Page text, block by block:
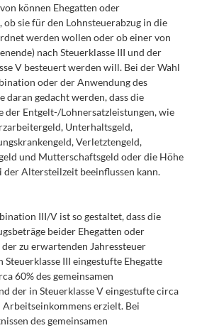
können Ehegatten oder
ob sie für den Lohnsteuerabzug in die
werden wollen oder ob einer von
nach Steuerklasse III und der
V besteuert werden will. Bei der Wahl
oder der Anwendung des
daran gedacht werden, dass die
der Entgelt-/Lohnersatzleistungen, wie
Unterhaltsgeld,
Verletztengeld,
und Mutterschaftsgeld oder die Höhe
der Altersteilzeit beeinflussen kann.
III/V ist so gestaltet, dass die
beider Ehegatten oder
zu erwartenden Jahressteuer
III eingestufte Ehegatte
60% des gemeinsamen
der in Steuerklasse V eingestufte circa
Arbeitseinkommens erzielt. Bei
des gemeinsamen